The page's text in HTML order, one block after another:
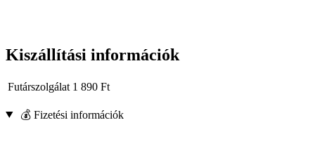
Kiszállítási információk
Futárszolgálat 1 890 Ft
💰 Fizetési információk